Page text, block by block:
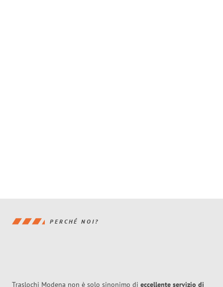
PERCHÉ NOI?
Traslochi Modena non è solo sinonimo di eccellente servizio di